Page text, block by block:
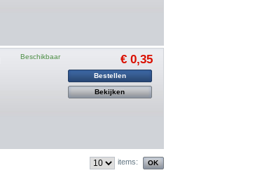
Beschikbaar € 0,35
Bestellen
Bekijken
items: